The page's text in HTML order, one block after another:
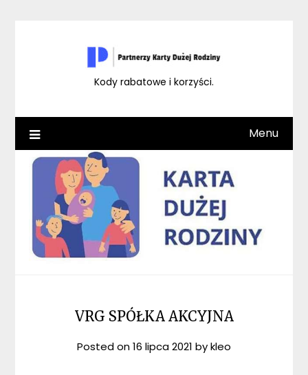
Kody rabatowe i korzyści.
Menu
VRG SPÓŁKA AKCYJNA
Posted on16 lipca 2021 bykleo